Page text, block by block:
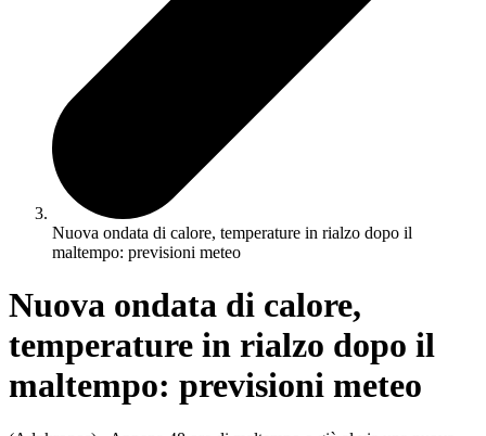
Nuova ondata di calore, temperature in rialzo dopo il
maltempo: previsioni meteo
Nuova ondata di calore,
temperature in rialzo dopo il
maltempo: previsioni meteo